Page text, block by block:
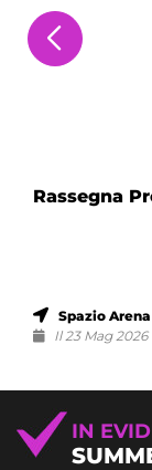
Rassegna
Spazio
Il 23 Mag 2026
IN